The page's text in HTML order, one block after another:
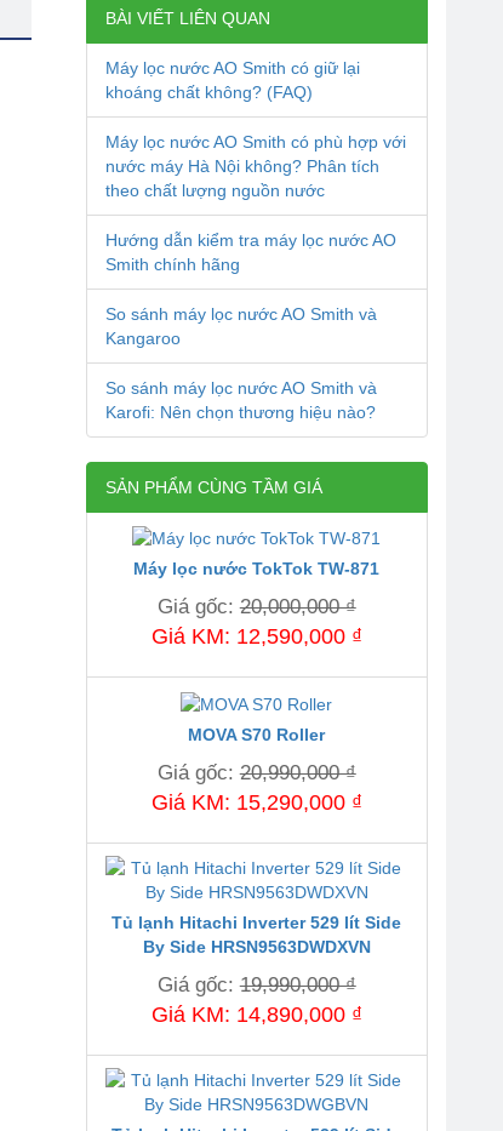
BÀI VIẾT LIÊN QUAN
Máy lọc nước AO Smith có giữ lại
khoáng chất không? (FAQ)
Máy lọc nước AO Smith có phù hợp với
nước máy Hà Nội không? Phân tích
theo chất lượng nguồn nước
Hướng dẫn kiểm tra máy lọc nước AO
Smith chính hãng
So sánh máy lọc nước AO Smith và
Kangaroo
So sánh máy lọc nước AO Smith và
Karofi: Nên chọn thương hiệu nào?
SẢN PHẨM CÙNG TẦM GIÁ
Máy lọc nước TokTok TW-871
Giá gốc:20,000,000 ₫
Giá KM: 12,590,000 ₫
MOVA S70 Roller
Giá gốc:20,990,000 ₫
Giá KM: 15,290,000 ₫
Tủ lạnh Hitachi Inverter 529 lít Side
By Side HRSN9563DWDXVN
Giá gốc:19,990,000 ₫
Giá KM: 14,890,000 ₫